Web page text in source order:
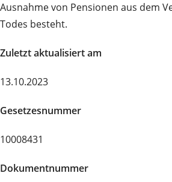
Ausnahme von Pensionen aus dem
Todes besteht.
Zuletzt aktualisiert am
13.10.2023
Gesetzesnummer
10008431
Dokumentnummer